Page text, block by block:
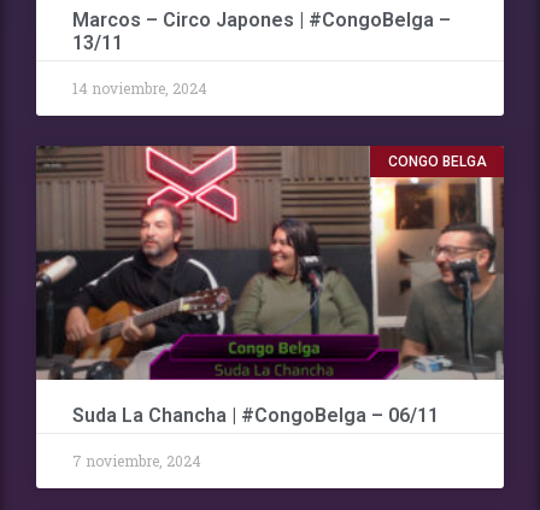
Marcos – Circo Japones | #CongoBelga –
13/11
14 noviembre, 2024
CONGO BELGA
Suda La Chancha | #CongoBelga – 06/11
7 noviembre, 2024